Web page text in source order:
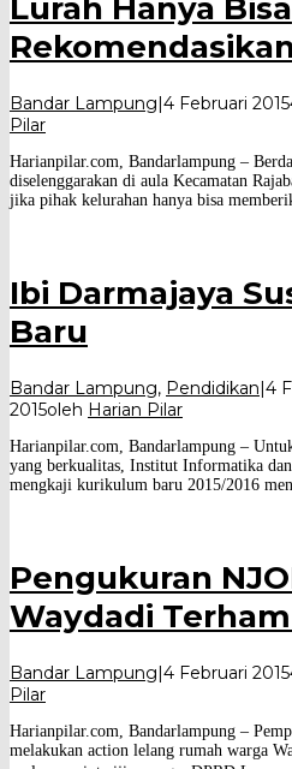
Lurah Hanya Bisa
Bandar Lampung|4 Februari 2015
Pilar
Harianpilar.com, Bandarlampung –
diselenggarakan di aula Kecamatan
jika pihak kelurahan hanya bisa
Ibi Darmajaya
Baru
Bandar Lampung, Pendidikan|4
2015oleh Harian Pilar
Harianpilar.com, Bandarlampung –
yang berkualitas, Institut Informatika
mengkaji kurikulum baru 2015/2016
Pengukuran
Waydadi
Bandar Lampung|4 Februari 2015
Pilar
Harianpilar.com, Bandarlampung –
melakukan action lelang rumah warga